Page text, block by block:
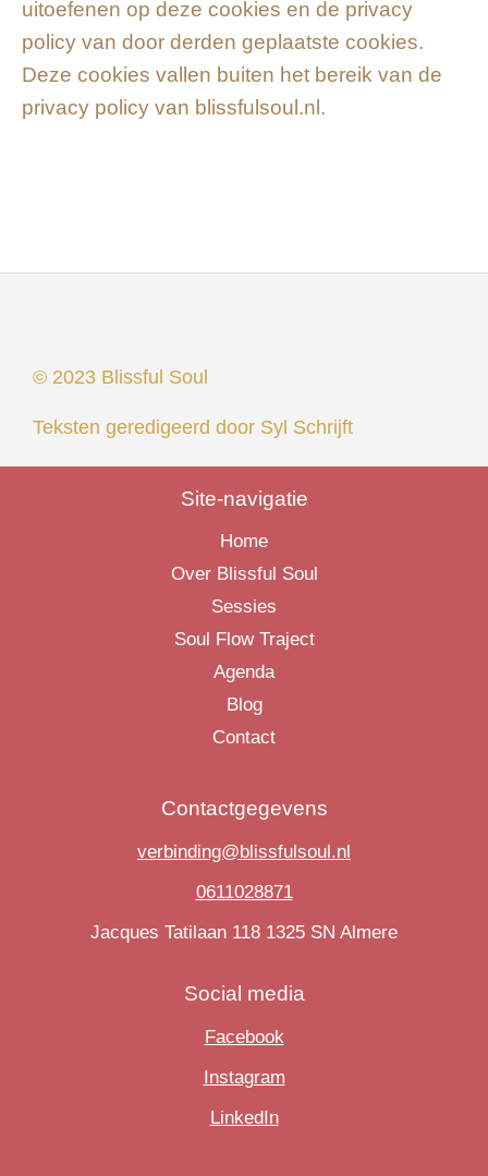
uitoefenen op deze cookies en de privacy
policy van door derden geplaatste cookies.
Deze cookies vallen buiten het bereik van de
privacy policy van blissfulsoul.nl.
© 2023 Blissful Soul
Teksten geredigeerd door Syl Schrijft
Site-navigatie
Home
Over Blissful Soul
Sessies
Soul Flow Traject
Agenda
Blog
Contact
Contactgegevens
verbinding@blissfulsoul.nl
0611028871
Jacques Tatilaan 118 1325 SN Almere
Social media
Facebook
Instagram
LinkedIn